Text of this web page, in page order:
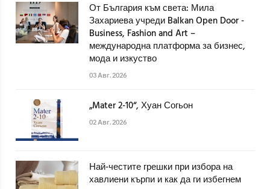
От България към света: Мила
Захариева учреди Balkan Open Door -
Business, Fashion and Art –
международна платформа за бизнес,
мода и изкуство
03 Авг. 2026
„Mater 2-10“, Хуан Согьон
02 Авг. 2026
Най-честите грешки при избора на
хавлиени кърпи и как да ги избегнем